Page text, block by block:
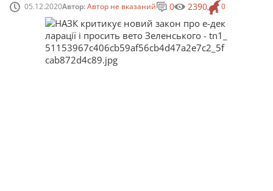
05.12.2020Автор:Автор не вказаний 0
0 2390